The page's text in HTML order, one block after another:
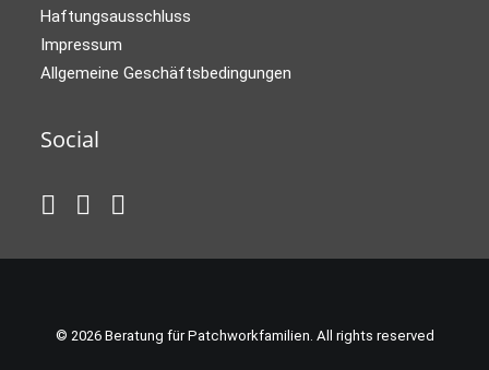
Haftungsausschluss
Impressum
Allgemeine Geschäftsbedingungen
Social
© 2026 Beratung für Patchworkfamilien. All rights reserved